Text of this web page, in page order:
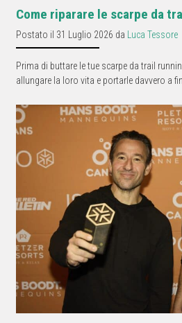
Come riparare le scarpe da
Postato il 31 Luglio 2026 da Luca Tessore
Prima di buttare le tue scarpe da trail
allungare la loro vita e portarle davvero a